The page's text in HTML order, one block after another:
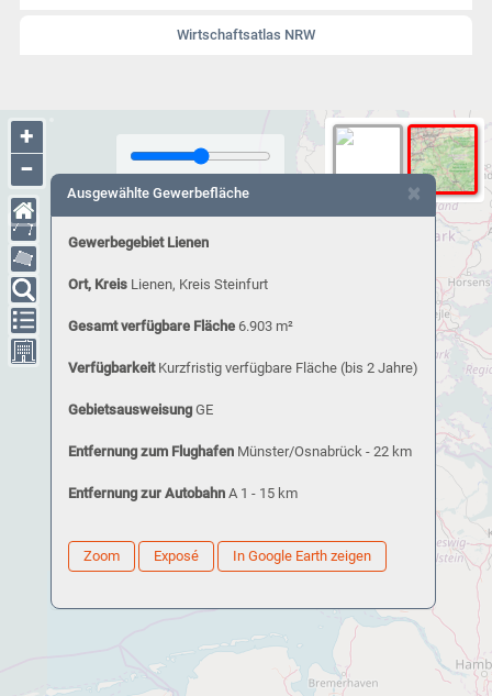
Wirtschaftsatlas NRW
+
−
×
Ausgewählte Gewerbefläche
Gewerbegebiet Lienen
Ort, Kreis Lienen, Kreis Steinfurt
Gesamt verfügbare Fläche 6.903 m²
Verfügbarkeit Kurzfristig verfügbare Fläche (bis 2 Jahre)
GebietsausweisungGE
Entfernung zum Flughafen Münster/Osnabrück - 22 km
Entfernung zur Autobahn A 1 - 15 km
Zoom Exposé In Google Earth zeigen